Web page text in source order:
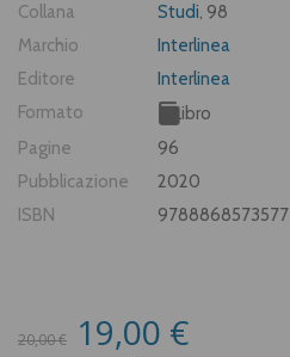
Collana
Studi, 98
Marchio
Interlinea
Editore
Interlinea
Formato
Libro
Pagine
96
Pubblicazione
2020
ISBN
9788868573577
20,00 € 19,00 €